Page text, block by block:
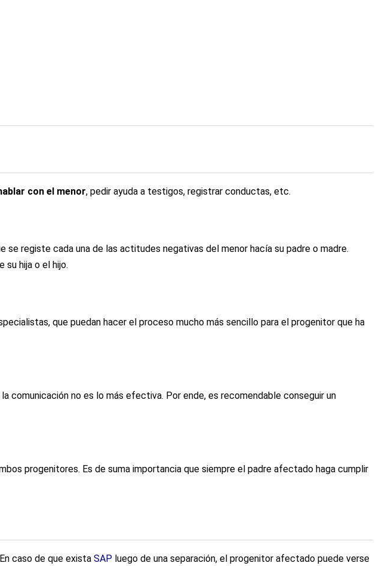
con el menor, pedir ayuda a testigos, registrar conductas, etc.
registe cada una de las actitudes negativas del menor hacía su padre o madre.
hija o el hijo.
que puedan hacer el proceso mucho más sencillo para el progenitor que ha
comunicación no es lo más efectiva. Por ende, es recomendable conseguir un
progenitores. Es de suma importancia que siempre el padre afectado haga cumplir
caso de que exista SAPluego de una separación, el progenitor afectado puede verse